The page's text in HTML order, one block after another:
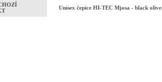
Unisex čepice HI-TEC Mjosa - black olive